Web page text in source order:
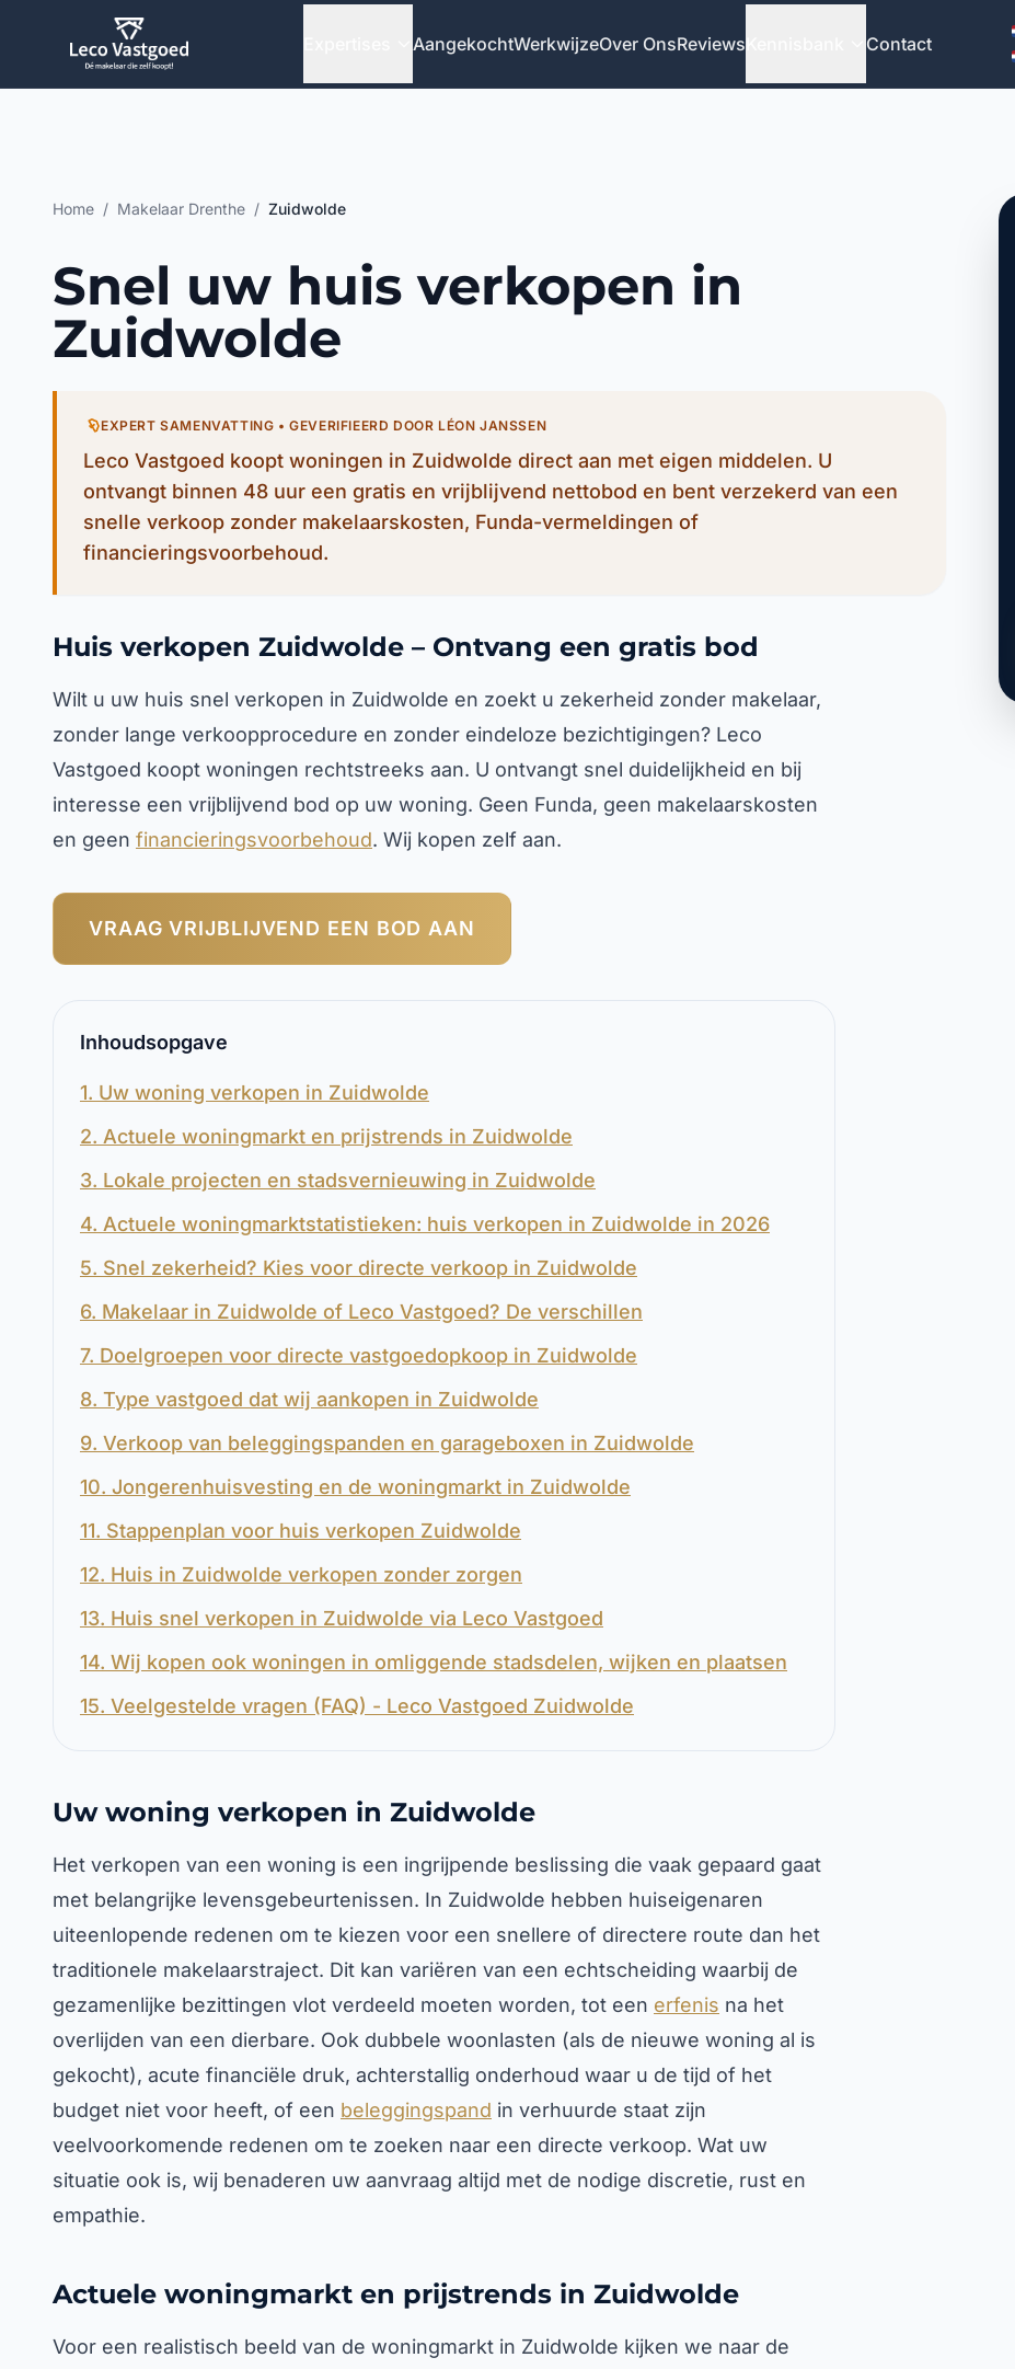
Ga direct naar inhoud
AangekochtWerkwijzeOver OnsReviews Contact
Home / Makelaar Drenthe / Zuidwolde
Snel uw huis verkopen in
Zuidwolde
EXPERT SAMENVATTING • GEVERIFIEERD DOOR LÉON JANSSEN
Leco Vastgoed koopt woningen in Zuidwolde direct aan met eigen middelen. U
ontvangt binnen 48 uur een gratis en vrijblijvend nettobod en bent verzekerd van een
snelle verkoop zonder makelaarskosten, Funda-vermeldingen of
financieringsvoorbehoud.
Huis verkopen Zuidwolde – Ontvang een gratis bod
Wilt u uw huis snel verkopen in Zuidwolde en zoekt u zekerheid zonder makelaar,
zonder lange verkoopprocedure en zonder eindeloze bezichtigingen? Leco
Vastgoed koopt woningen rechtstreeks aan. U ontvangt snel duidelijkheid en bij
interesse een vrijblijvend bod op uw woning. Geen Funda, geen makelaarskosten
en geen financieringsvoorbehoud. Wij kopen zelf aan.
VRAAG VRIJBLIJVEND EEN BOD AAN
Inhoudsopgave
1. Uw woning verkopen in Zuidwolde
2. Actuele woningmarkt en prijstrends in Zuidwolde
3. Lokale projecten en stadsvernieuwing in Zuidwolde
4. Actuele woningmarktstatistieken: huis verkopen in Zuidwolde in 2026
5. Snel zekerheid? Kies voor directe verkoop in Zuidwolde
6. Makelaar in Zuidwolde of Leco Vastgoed? De verschillen
7. Doelgroepen voor directe vastgoedopkoop in Zuidwolde
8. Type vastgoed dat wij aankopen in Zuidwolde
9. Verkoop van beleggingspanden en garageboxen in Zuidwolde
10. Jongerenhuisvesting en de woningmarkt in Zuidwolde
11. Stappenplan voor huis verkopen Zuidwolde
12. Huis in Zuidwolde verkopen zonder zorgen
13. Huis snel verkopen in Zuidwolde via Leco Vastgoed
14. Wij kopen ook woningen in omliggende stadsdelen, wijken en plaatsen
15. Veelgestelde vragen (FAQ) - Leco Vastgoed Zuidwolde
Uw woning verkopen in Zuidwolde
Het verkopen van een woning is een ingrijpende beslissing die vaak gepaard gaat
met belangrijke levensgebeurtenissen. In Zuidwolde hebben huiseigenaren
uiteenlopende redenen om te kiezen voor een snellere of directere route dan het
traditionele makelaarstraject. Dit kan variëren van een echtscheiding waarbij de
gezamenlijke bezittingen vlot verdeeld moeten worden, tot een erfenis na het
overlijden van een dierbare. Ook dubbele woonlasten (als de nieuwe woning al is
gekocht), acute financiële druk, achterstallig onderhoud waar u de tijd of het
budget niet voor heeft, of een beleggingspand in verhuurde staat zijn
veelvoorkomende redenen om te zoeken naar een directe verkoop. Wat uw
situatie ook is, wij benaderen uw aanvraag altijd met de nodige discretie, rust en
empathie.
Actuele woningmarkt en prijstrends in Zuidwolde
Voor een realistisch beeld van de woningmarkt in Zuidwolde kijken we naar de